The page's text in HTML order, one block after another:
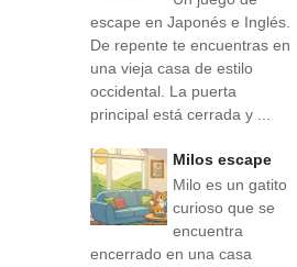
escape en Japonés e Inglés.
De repente te encuentras en
una vieja casa de estilo
occidental. La puerta
principal está cerrada y ...
Milos escape
Milo es un gatito
curioso que se
encuentra
encerrado en una casa